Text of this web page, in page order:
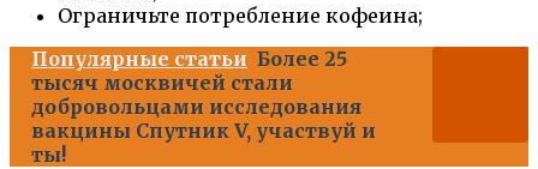
Ограничьте потребление кофеина;
Популярные статьи Более 25
тысяч москвичей стали
добровольцами исследования
вакцины Спутник V, участвуй и
ты!